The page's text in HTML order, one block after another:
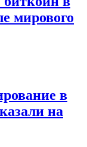
мирового
в
на